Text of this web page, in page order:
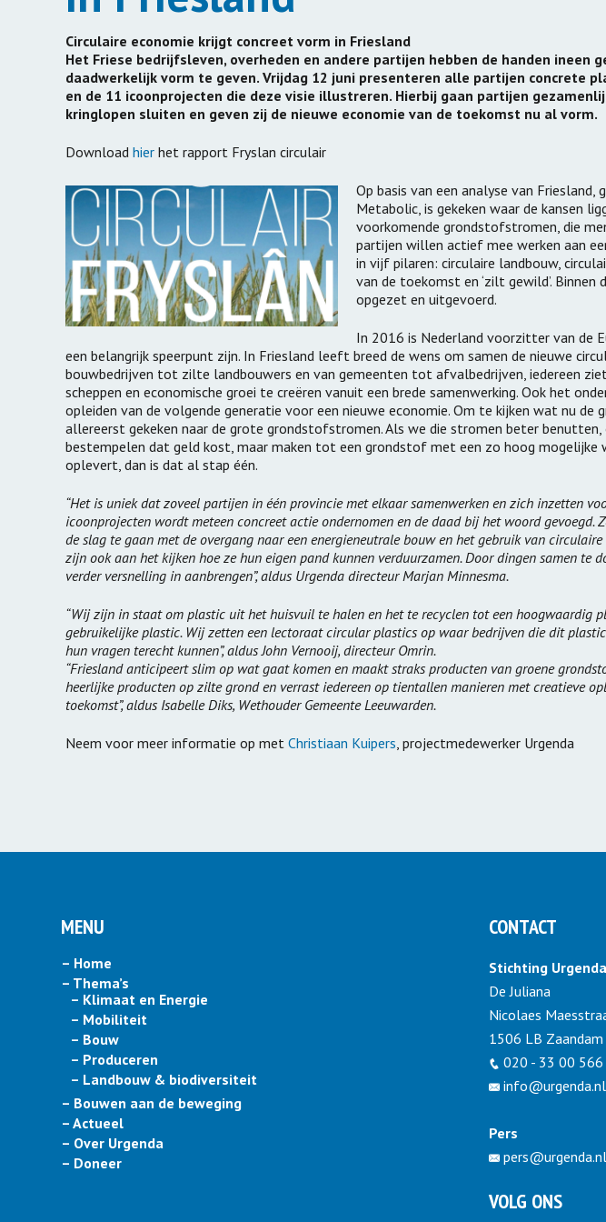
draagvlak
Carbon Bubble
Emissiemonitor
Energiestrijd Zorghuizen
Duurzaam aanbesteden
Duurzame oppervlakte
Gebiedsontwikkeling
Groene Allianties
Naar Een
Circulaire economie krijgt concreet vorm in Friesland
Het Friese bedrijfsleven, overheden en andere partijen hebben de handen ineen
daadwerkelijk vorm te geven. Vrijdag 12 juni presenteren alle partijen concrete
en de 11 icoonprojecten die deze visie illustreren. Hierbij gaan partijen
kringlopen sluiten en geven zij de nieuwe economie van de toekomst nu al vorm.
Download hier het rapport Fryslan circulair
Op basis van een analyse van Friesland,
Metabolic, is gekeken waar de kansen
voorkomende grondstofstromen, die
partijen willen actief mee werken aan
in vijf pilaren: circulaire landbouw,
van de toekomst en ‘zilt gewild’.
opgezet en uitgevoerd.
In 2016 is Nederland voorzitter van de
een belangrijk speerpunt zijn. In Friesland leeft breed de wens om samen de nieuwe
bouwbedrijven tot zilte landbouwers en van gemeenten tot afvalbedrijven, iedereen
scheppen en economische groei te creëren vanuit een brede samenwerking. Ook het
opleiden van de volgende generatie voor een nieuwe economie. Om te kijken wat nu de
allereerst gekeken naar de grote grondstofstromen. Als we die stromen beter
bestempelen dat geld kost, maar maken tot een grondstof met een zo hoog mogelijke
oplevert, dan is dat al stap één.
“Het is uniek dat zoveel partijen in één provincie met elkaar samenwerken en zich inzetten
icoonprojecten wordt meteen concreet actie ondernomen en de daad bij het woord gevoegd.
de slag te gaan met de overgang naar een energieneutrale bouw en het gebruik van
zijn ook aan het kijken hoe ze hun eigen pand kunnen verduurzamen. Door dingen samen te
verder versnelling in aanbrengen”, aldus Urgenda directeur Marjan Minnesma.
“Wij zijn in staat om plastic uit het huisvuil te halen en het te recyclen tot een hoogwaardig
gebruikelijke plastic. Wij zetten een lectoraat circular plastics op waar bedrijven die dit
hun vragen terecht kunnen”, aldus John Vernooij, directeur Omrin.
“Friesland anticipeert slim op wat gaat komen en maakt straks producten van groene
heerlijke producten op zilte grond en verrast iedereen op tientallen manieren met creatieve
toekomst”, aldus Isabelle Diks, Wethouder Gemeente Leeuwarden.
Neem voor meer informatie op met Christiaan Kuipers, projectmedewerker Urgenda
MENU
– Home
– Thema’s
– Klimaat en Energie
– Mobiliteit
– Bouw
– Produceren
– Landbouw & biodiversiteit
– Bouwen aan de beweging
– Actueel
– Over Urgenda
– Doneer
CONTACT
Stichting Urgenda
De Juliana
Nicolaes
1506 LB Zaandam
020 - 33 00 566
info@urgenda.nl
Pers
pers@urgenda.nl
VOLG ONS